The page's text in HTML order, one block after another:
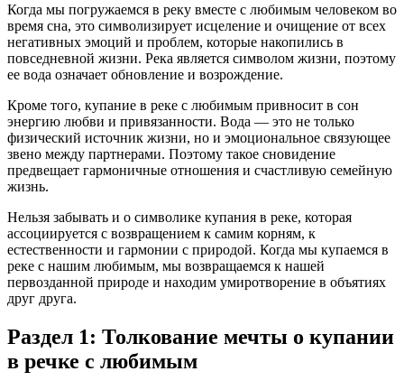
Когда мы погружаемся в реку вместе с любимым человеком во
время сна, это символизирует исцеление и очищение от всех
негативных эмоций и проблем, которые накопились в
повседневной жизни. Река является символом жизни, поэтому
ее вода означает обновление и возрождение.
Кроме того, купание в реке с любимым привносит в сон
энергию любви и привязанности. Вода — это не только
физический источник жизни, но и эмоциональное связующее
звено между партнерами. Поэтому такое сновидение
предвещает гармоничные отношения и счастливую семейную
жизнь.
Нельзя забывать и о символике купания в реке, которая
ассоциируется с возвращением к самим корням, к
естественности и гармонии с природой. Когда мы купаемся в
реке с нашим любимым, мы возвращаемся к нашей
первозданной природе и находим умиротворение в объятиях
друг друга.
Раздел 1: Толкование мечты о купании
в речке с любимым